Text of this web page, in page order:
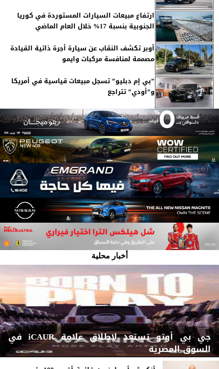
ارتفاع مبيعات السيارات المستوردة في كوريا
الجنوبية بنسبة 17% خلال العام الماضي
أوبر تكشف النقاب عن سيارة أجرة ذاتية القيادة
مصممة لمنافسة مركبات وايمو
”بي إم دبليو” تسجل مبيعات قياسية في أمريكا
و”أودي” تتراجع
أخبار محلية
جي بي أوتو تستعد لإطلاق علامة iCAUR في
السوق المصرية